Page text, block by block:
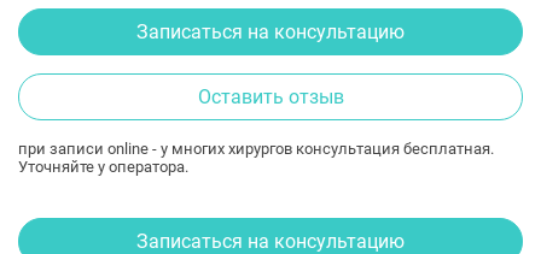
Записаться на консультацию
Оставить отзыв
при записи online - у многих хирургов консультация бесплатная.
Уточняйте у оператора.
Записаться на консультацию